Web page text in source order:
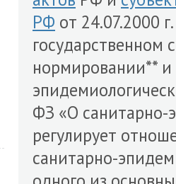
РФ от 24.07.2000
государственном
нормировании** и
ФЗ «О санитарно-
регулирует
санитарно-